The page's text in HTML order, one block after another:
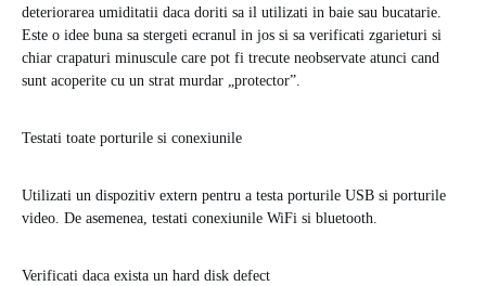
deteriorarea umiditatii daca doriti sa il utilizati in baie sau bucatarie.
Este o idee buna sa stergeti ecranul in jos si sa verificati zgarieturi si
chiar crapaturi minuscule care pot fi trecute neobservate atunci cand
sunt acoperite cu un strat murdar „protector”.
Testati toate porturile si conexiunile
Utilizati un dispozitiv extern pentru a testa porturile USB si porturile
video. De asemenea, testati conexiunile WiFi si bluetooth.
Verificati daca exista un hard disk defect